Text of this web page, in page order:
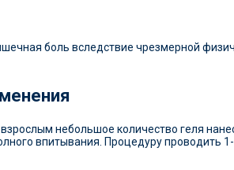
боль вследствие чрезмерной
небольшое количество геля
впитывания. Процедуру проводить 1-